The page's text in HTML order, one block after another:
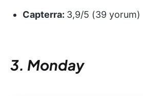
Capterra: 3,9/5 (39 yorum)
3. Monday